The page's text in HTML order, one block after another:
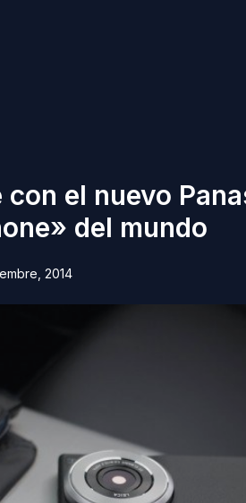
el nuevo
del mundo
2014